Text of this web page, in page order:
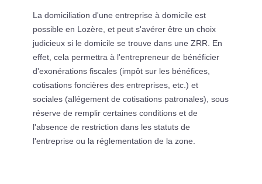
La domiciliation d'une entreprise à domicile est
possible en Lozère, et peut s'avérer être un choix
judicieux si le domicile se trouve dans une ZRR. En
effet, cela permettra à l'entrepreneur de bénéficier
d'exonérations fiscales (impôt sur les bénéfices,
cotisations foncières des entreprises, etc.) et
sociales (allégement de cotisations patronales), sous
réserve de remplir certaines conditions et de
l'absence de restriction dans les statuts de
l'entreprise ou la réglementation de la zone.